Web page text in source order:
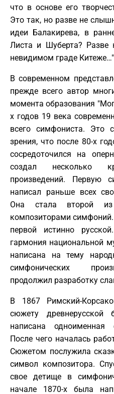
что в основе его
Это так, но разве не
идеи Балакирева, в
Листа и Шуберта? Разве
невидимом граде
В современном
прежде всего автор
момента образования
х годов 19 века
всего симфониста. Это
зрения, что после 80-х
сосредоточился на
создал несколько
произведений. Первую
написал раньше всех
Она стала второй из
композиторами
первой истинно
гармония национальной
написана на тему
симфонических
продолжил разработку
В 1867 Римский-
сюжету
написана одноименная
После чего началась
Сюжетом послужила
символ композитора.
свое детище в
начале 1870-х была